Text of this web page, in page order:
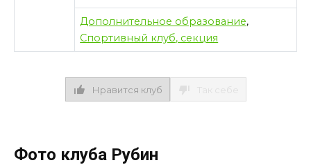
Дополнительное образование,
Спортивный клуб, секция
Нравится клуб
Фото клуба Рубин